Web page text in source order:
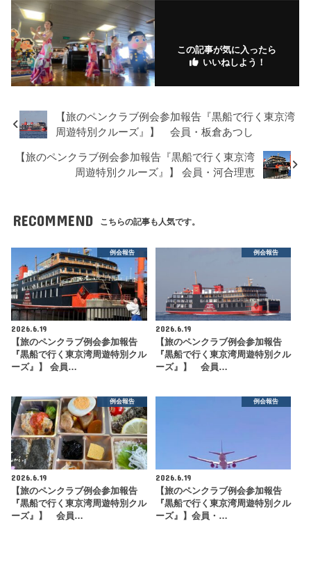
この記事が気に入ったら
いいねしよう！
【旅のペンクラブ例会参加報告『黒船で行く東京湾
周遊特別クルーズ』】 会員・板倉あつし
【旅のペンクラブ例会参加報告『黒船で行く東京湾
周遊特別クルーズ』】 会員・河合理恵
RECOMMEND こちらの記事も人気です。
例会報告
2026.6.19
【旅のペンクラブ例会参加報告
『黒船で行く東京湾周遊特別クル
ーズ』】 会員…
例会報告
2026.6.19
【旅のペンクラブ例会参加報告
『黒船で行く東京湾周遊特別クル
ーズ』】 会員…
例会報告
2026.6.19
【旅のペンクラブ例会参加報告
『黒船で行く東京湾周遊特別クル
ーズ』】 会員…
例会報告
2026.6.19
【旅のペンクラブ例会参加報告
『黒船で行く東京湾周遊特別クル
ーズ』】会員・…